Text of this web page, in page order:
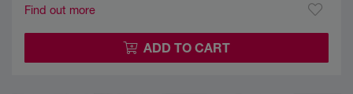
Find out more
ADD TO CART